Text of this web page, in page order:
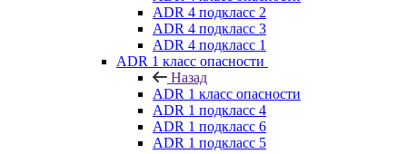
ADR 4 подкласс 2
ADR 4 подкласс 3
ADR 4 подкласс 1
ADR 1 класс опасности
Назад
ADR 1 класс опасности
ADR 1 подкласс 4
ADR 1 подкласс 6
ADR 1 подкласс 5